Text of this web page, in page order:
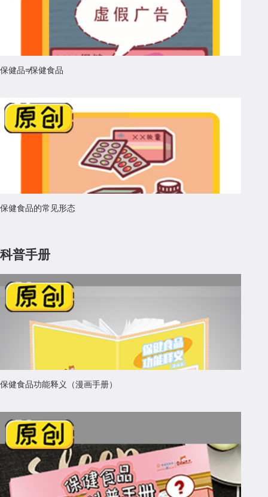
保健品≠保健食品
保健食品的常见形态
科普手册
保健食品功能释义（漫画手册）